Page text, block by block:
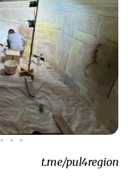
t.me/pul4region